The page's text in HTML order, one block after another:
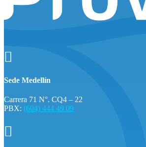

Sede Medellín
Carrera 71 N°. CQ4 – 22
PBX: (604) 444 49 09
